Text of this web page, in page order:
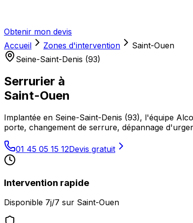
Obtenir mon devis
Accueil
Zones d'intervention
Saint-Ouen
Seine-Saint-Denis (93)
Serrurier à
Saint-Ouen
Implantée en Seine-Saint-Denis (93), l'équipe
porte, changement de serrure, dépannage
01 45 05 15 12Devis gratuit
Intervention rapide
Disponible 7j/7 sur Saint-Ouen